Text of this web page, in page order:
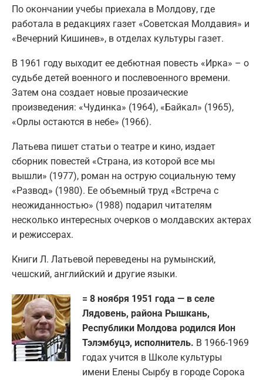
По окончании учебы приехала в Молдову, где
работала в редакциях газет «Советская Молдавия» и
«Вечерний Кишинев», в отделах культуры газет.
В 1961 году выходит ее дебютная повесть «Ирка» – о
судьбе детей военного и послевоенного времени.
Затем она создает новые прозаические
произведения: «Чудинка» (1964), «Байкал» (1965),
«Орлы остаются в небе» (1966).
Латьева пишет статьи о театре и кино, издает
сборник повестей «Страна, из которой все мы
вышли» (1977), роман на острую социальную тему
«Развод» (1980). Ее объемный труд «Встреча с
неожиданностью» (1988) подарил читателям
несколько интересных очерков о молдавских актерах
и режиссерах.
Книги Л. Латьевой переведены на румынский,
чешский, английский и другие языки.
= 8 ноября 1951 года — в селе
Лядовень, района Рышкань,
Республики Молдова родился Ион
Тэлэмбуцэ, исполнитель. В 1966-1969
годах учится в Школе культуры
имени Елены Сырбу в городе Сорока